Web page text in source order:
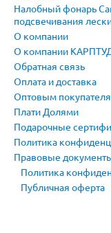
Налобный фонарь
подсвечивания
О компании
О компании
Обратная связь
Оплата и доставка
Оптовым
Плати Долями
Подарочные
Политика
Правовые
Политика
Публичная оферта